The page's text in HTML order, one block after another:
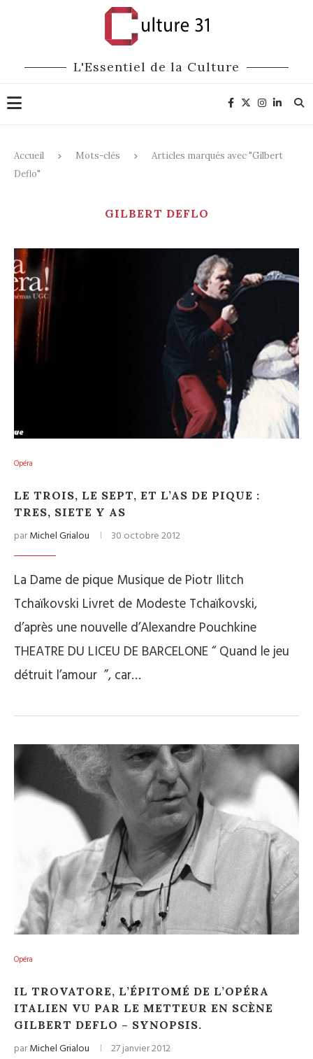
L'Essentiel de la Culture
Accueil Mots-clés
Articles marqués avec "Gilbert
Deflo"
GILBERT DEFLO
Opéra
LE TROIS, LE SEPT, ET L’AS DE PIQUE :
TRES, SIETE Y AS
parMichel Grialou 30 octobre 2012
La Dame de pique Musique de Piotr Ilitch
Tchaïkovski Livret de Modeste Tchaïkovski,
d’après une nouvelle d’Alexandre Pouchkine
THEATRE DU LICEU DE BARCELONE “ Quand le jeu
détruit l’amour ”, car…
Opéra
IL TROVATORE, L’ÉPITOMÉ DE L’OPÉRA
ITALIEN VU PAR LE METTEUR EN SCÈNE
GILBERT DEFLO – SYNOPSIS.
parMichel Grialou 27 janvier 2012